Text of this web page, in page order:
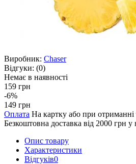
Виробник: Chaser
Відгуки: (0)
Немає в наявності
159 грн
-6%
149 грн
Оплата На картку або при отриманні
Безкоштовна доставка від 2000 грн
Опис товару
Характеристики
Відгуків0